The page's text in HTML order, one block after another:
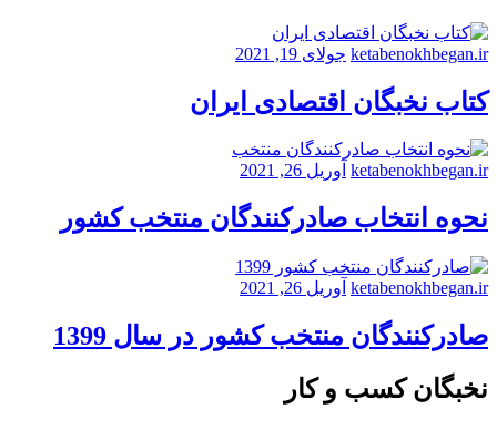
ketabenokhbegan.ir جولای 19, 2021
کتاب نخبگان اقتصادی ایران
ketabenokhbegan.ir آوریل 26, 2021
نحوه انتخاب صادرکنندگان منتخب کشور
ketabenokhbegan.ir آوریل 26, 2021
صادرکنندگان منتخب کشور در سال 1399
نخبگان کسب و کار